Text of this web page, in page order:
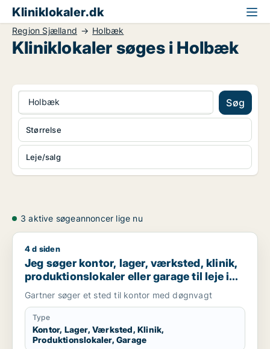
Kliniklokaler.dk
Region Sjælland Holbæk
Kliniklokaler søges i Holbæk
Holbæk Søg
Leje/salg
Størrelse
3 aktive søgeannoncer lige nu
Jeg søger kontor, lager, værksted, klinik,
4 d siden
Jeg søger kontor, lager, værksted, klinik,
produktionslokaler eller garage til leje i
Holbæk
Gartner søger et sted til kontor med døgnvagt
Type
Kontor, Lager, Værksted, Klinik,
Produktionslokaler, Garage